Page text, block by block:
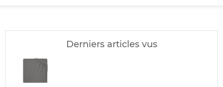
Derniers articles vus